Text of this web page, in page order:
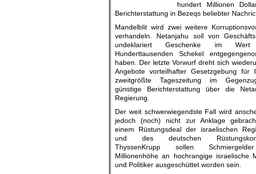
hundert Millionen
Berichterstattung in Bezeqs beliebter
Mandelblit wird zwei weitere
verhandeln. Netanjahu soll von
undeklariert Geschenke im
Hunderttausenden Schekel
haben. Der letzte Vorwurf dreht sich
Angebote vorteilhafter Gesetzgebung für
zweitgrößte Tageszeitung im
günstige Berichterstattung über die
Regierung.
Der weit schwerwiegendste Fall wird
jedoch (noch) nicht zur Anklage
einem Rüstungsdeal der israelischen
und des deutschen
ThyssenKrupp sollen
Millionenhöhe an hochrangige israelische
und Politiker ausgeschüttet worden sein.